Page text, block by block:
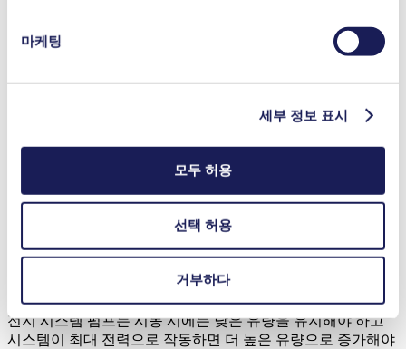
마케팅
세부 정보 표시
모두 허용
선택 허용
거부하다
에너지 수요를 충족할 수 있는 고품질 연료전지 시스템에 대한
필요성이 커지고 있습니다.
수소 및 연료전지 분야에서 KNF 펌프는
수소 및 연료전지 분야에서 KNF 펌프가 제공하는 네 가지 주
요 장점은 정밀한 유량 제어 , 다양한 고객 맞춤형 옵션, 누출
기밀성 및 적은 유지보수 횟수 입니다.
연료전지 시스템은 수소 생산을 위해 개질기로 천연가스를 정
밀하게 보내고 스택에서 수소 재순환을 해야 하므로 이러한 분
야에서의 가스 펌프에는 유량제어가 이 매우 중요합니다. 연료
전지 시스템 펌프는 시동 시에는 낮은 유량을 유지해야 하고
시스템이 최대 전력으로 작동하면 더 높은 유량으로 증가해야